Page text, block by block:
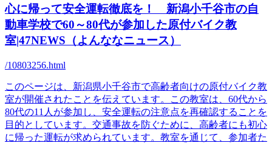
心に帰って安全運転徹底を！ 新潟小千谷市の自
動車学校で60～80代が参加した原付バイク教
室|47NEWS（よんななニュース）
/10803256.html
このページは、新潟県小千谷市で高齢者向けの原付バイク教
室が開催されたことを伝えています。この教室は、60代から
80代の11人が参加し、安全運転の注意点を再確認することを
目的としています。交通事故を防ぐために、高齢者にも初心
に帰った運転が求められています。教室を通じて、参加者た